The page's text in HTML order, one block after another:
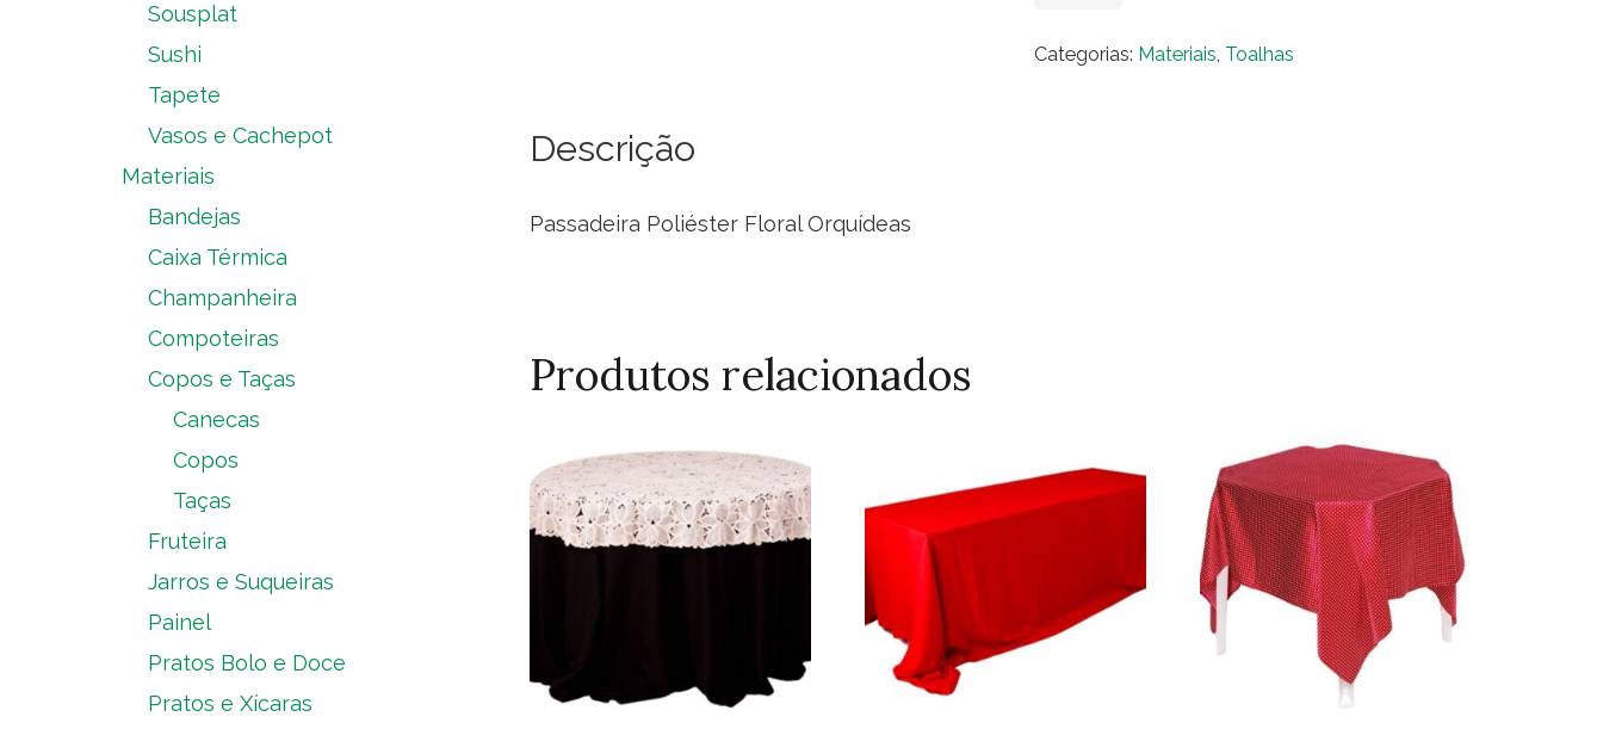
Orquídeas
Categorias: Materiais Toalhas
Descrição
Passadeira Poliéster Floral Orquídeas
Produtos relacionados
Sousplat
Sushi
Tapete
Vasos e Cachepot
Materiais
Bandejas
Caixa Térmica
Champanheira
Compoteiras
Copos e Taças
Canecas
Copos
Taças
Fruteira
Jarros e Suqueiras
Painel
Pratos Bolo e Doce
Pratos e Xícaras